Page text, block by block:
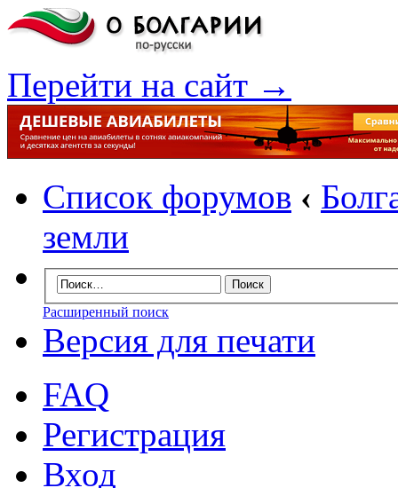
Перейти на сайт →
Список форумов ‹
земли
Расширенный поиск
Версия для печати
FAQ
Регистрация
Вход